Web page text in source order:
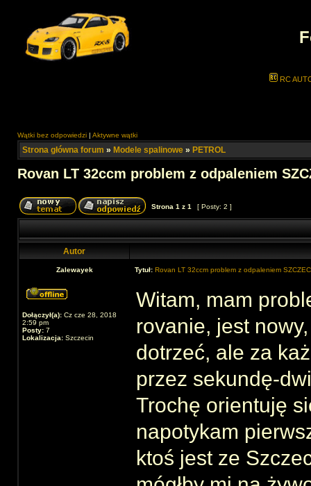
RC
Wątki bez odpowiedzi | Aktywne wątki
Strona główna forum » Modele spalinowe » PETROL
Rovan LT 32ccm problem z odpaleniem
Strona 1 z 1 [ Posty: 2 ]
Autor
Zalewayek Tytuł: Rovan LT 32ccm problem z odpaleniem
Dołączył(a): Cz cze 28, 2018
2:59 pm
Posty: 7
Lokalizacja: Szczecin
Witam, mam
rovanie, jest
dotrzeć, ale za
przez sekundę-
Trochę orientuję
napotykam
ktoś jest ze